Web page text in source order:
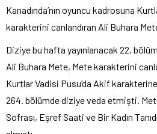
Kanadında’nın oyuncu kadrosuna
karakterini canlandıran Ali Buhara
Diziye bu hafta yayınlanacak 22.
Ali Buhara Mete, Mete karakterini
Kurtlar Vadisi Pusu’da Akif
264. bölümde diziye veda etmişti.
Sofrası, Eşref Saati ve Bir Kadın